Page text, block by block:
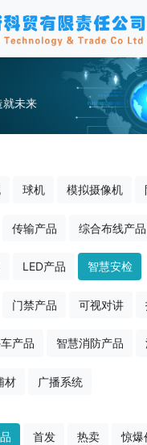
就未来
球机 模拟摄像机
传输产品 综合布线产品
LED产品 智慧安检
门禁产品 可视对讲
产品 智慧消防产品
材 广播系统
首发 热卖 惊爆